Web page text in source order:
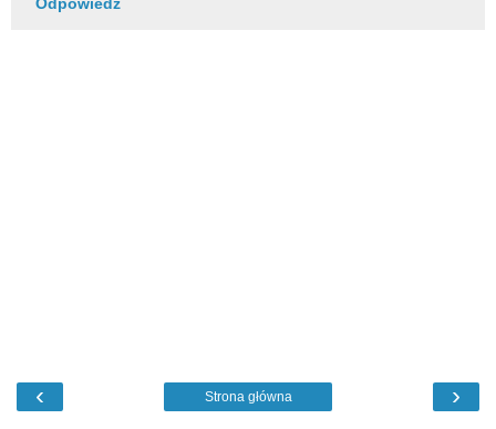
‹ ›
Strona główna